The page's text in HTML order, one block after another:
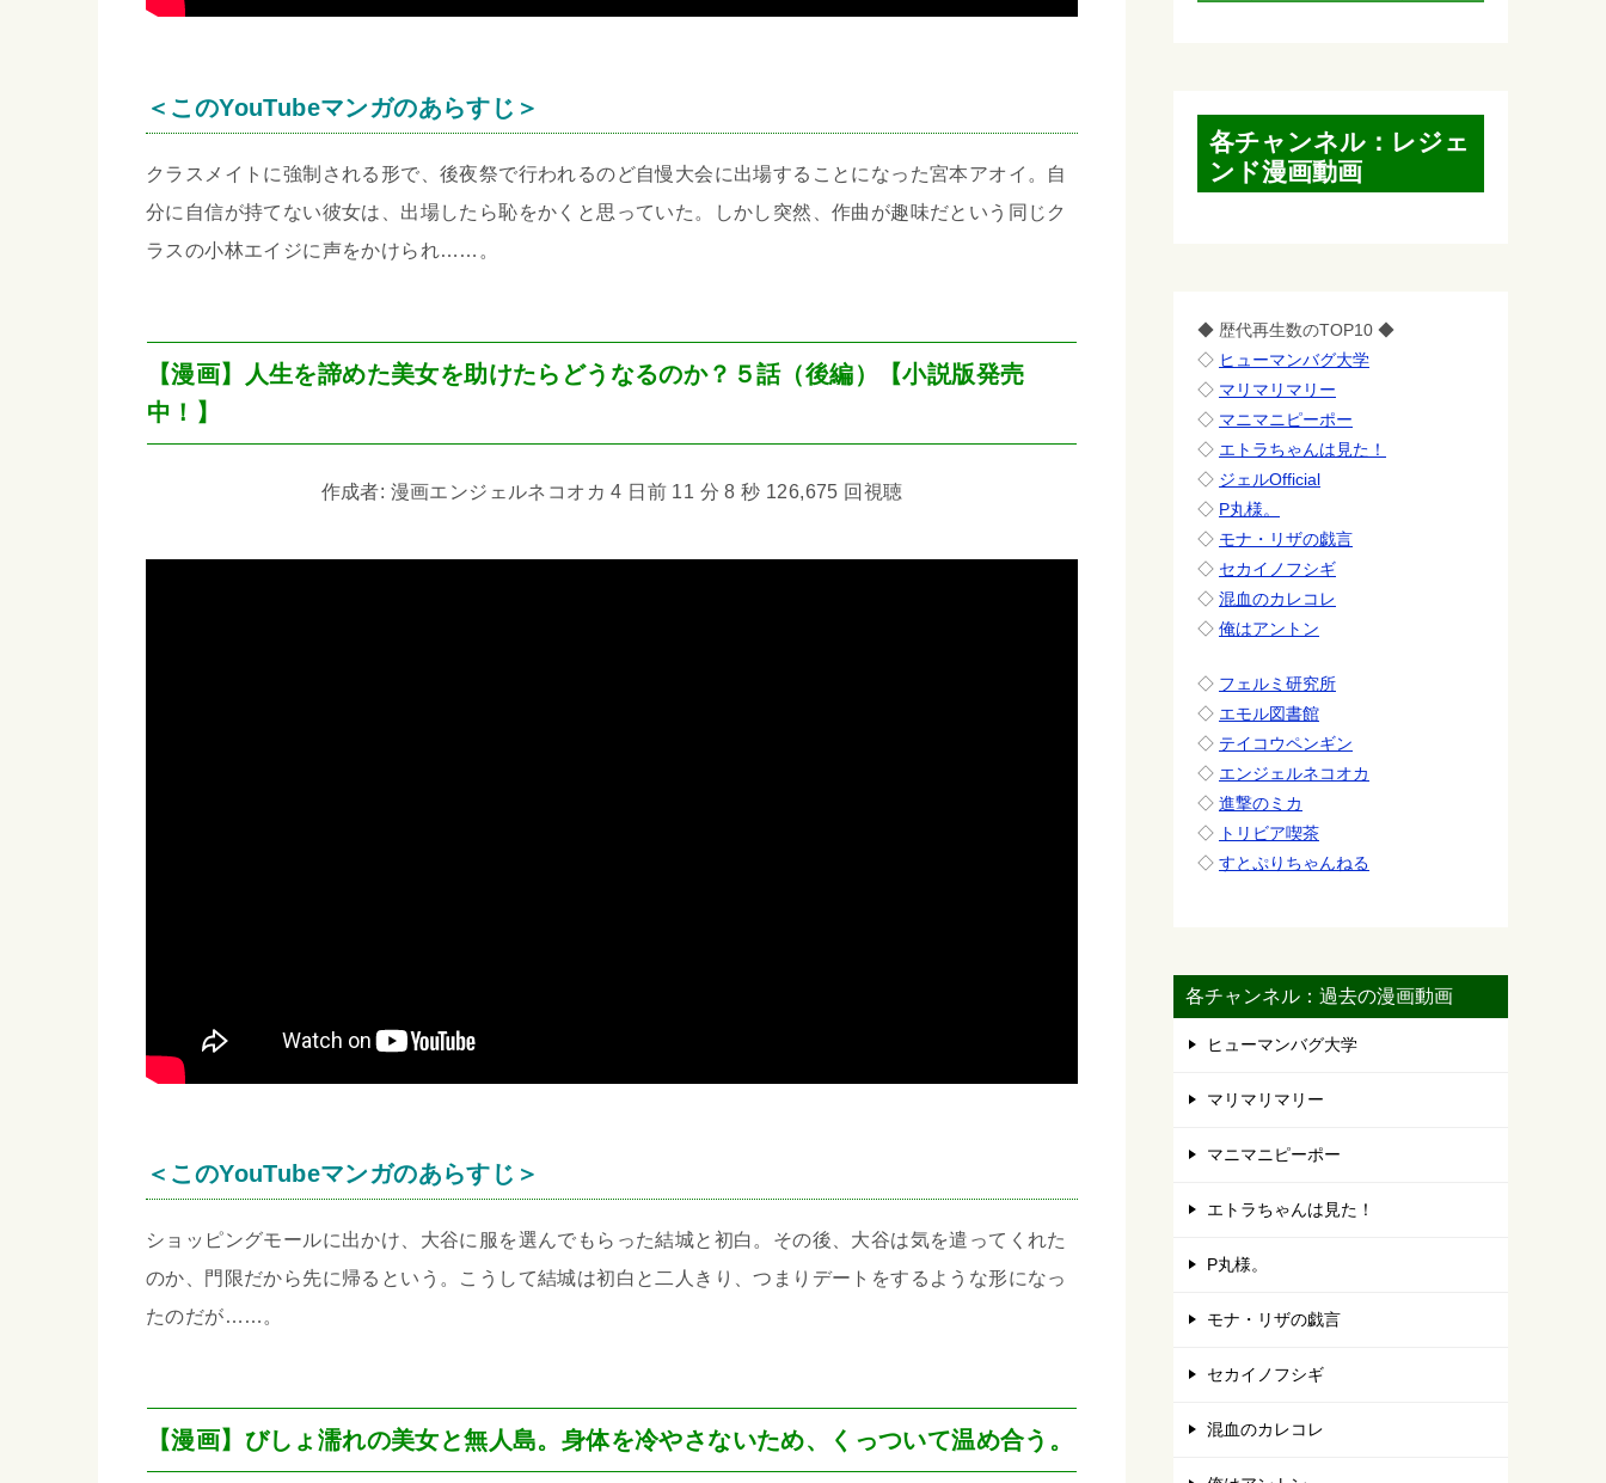
＜このYouTubeマンガのあらすじ＞
クラスメイトに強制される形で、後夜祭で行われるのど自慢大会に出場することになった宮本アオイ。自
分に自信が持てない彼女は、出場したら恥をかくと思っていた。しかし突然、作曲が趣味だという同じク
ラスの小林エイジに声をかけられ……。
【漫画】人生を諦めた美女を助けたらどうなるのか？５話（後編）【小説版発売
中！】
作成者: 漫画エンジェルネコオカ 4 日前 11 分 8 秒 126,675 回視聴
＜このYouTubeマンガのあらすじ＞
ショッピングモールに出かけ、大谷に服を選んでもらった結城と初白。その後、大谷は気を遣ってくれた
のか、門限だから先に帰るという。こうして結城は初白と二人きり、つまりデートをするような形になっ
たのだが……。
【漫画】びしょ濡れの美女と無人島。身体を冷やさないため、くっついて温め合う。
各チャンネル：レジェ
ンド漫画動画
◆ 歴代再生数のTOP10 ◆
◇ ヒューマンバグ大学
◇ マリマリマリー
◇ マニマニピーポー
◇ エトラちゃんは見た！
◇ ジェルOfficial
◇ P丸様。
◇ モナ・リザの戯言
◇ セカイノフシギ
◇ 混血のカレコレ
◇ 俺はアントン
◇ フェルミ研究所
◇ エモル図書館
◇ テイコウペンギン
◇ エンジェルネコオカ
◇ 進撃のミカ
◇ トリビア喫茶
◇ すとぷりちゃんねる
各チャンネル：過去の漫画動画
ヒューマンバグ大学
マリマリマリー
マニマニピーポー
エトラちゃんは見た！
P丸様。
モナ・リザの戯言
セカイノフシギ
混血のカレコレ